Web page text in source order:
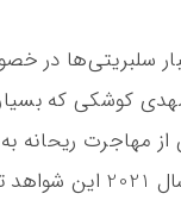
سلبریتی‌ها در
مهدی کوشکی که
مهاجرت ریحانه
کرد.